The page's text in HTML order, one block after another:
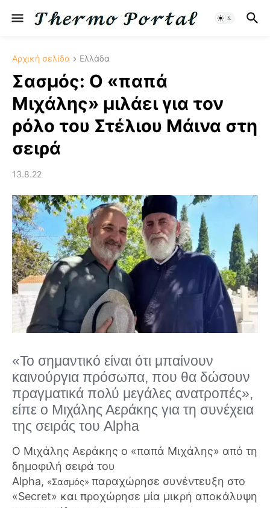
Αρχική σελίδα Ελλάδα
Σασμός: Ο «παπά
Μιχάλης» μιλάει για τον
ρόλο του Στέλιου Μάινα στη
σειρά
13.8.22
«Το σημαντικό είναι ότι μπαίνουν
καινούργια πρόσωπα, που θα δώσουν
πραγματικά πολύ μεγάλες ανατροπές»,
είπε ο Μιχάλης Αεράκης για τη συνέχεια
της σειράς του Alpha
O Μιχάλης Αεράκης ο «παπά Μιχάλης» από τη
δημοφιλή σειρά του
Alpha, «Σασμός» παραχώρησε συνέντευξη στο
«Secret» και προχώρησε μία μικρή αποκάλυψη